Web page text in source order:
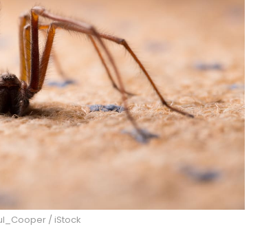
/ iStock